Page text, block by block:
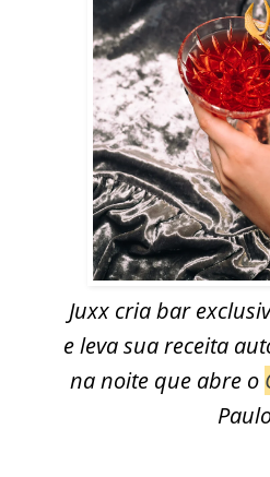
Juxx cria bar
e leva sua receita
na noite que abre o